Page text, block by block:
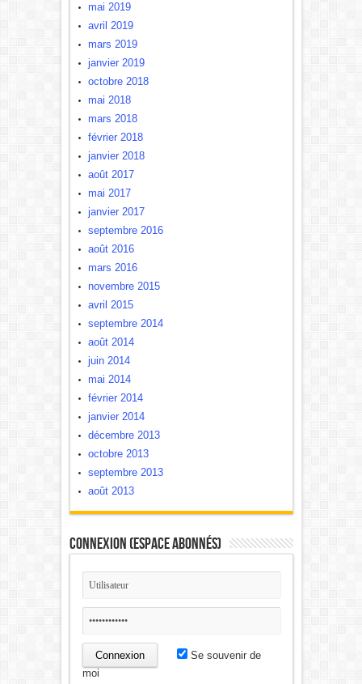
mai 2019
avril 2019
mars 2019
janvier 2019
octobre 2018
mai 2018
mars 2018
février 2018
janvier 2018
août 2017
mai 2017
janvier 2017
septembre 2016
août 2016
mars 2016
novembre 2015
avril 2015
septembre 2014
août 2014
juin 2014
mai 2014
février 2014
janvier 2014
décembre 2013
octobre 2013
septembre 2013
août 2013
Connexion (Espace Abonnés)
Se souvenir de
moi